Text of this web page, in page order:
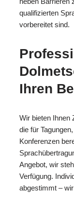
qualifizierten
vorbereitet sind.
Ihren
Wir bieten Ihnen
die für
Konferenzen
Angebot, wir
Verfügung.
abgestimmt –